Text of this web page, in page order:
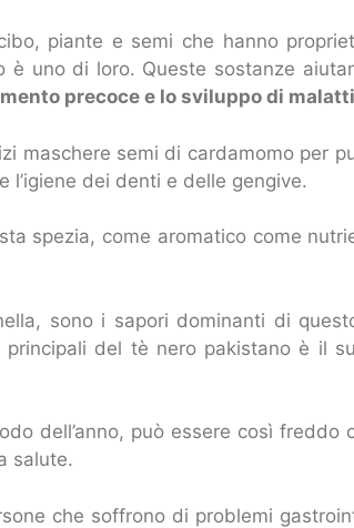
piante e semi che hanno
uno di loro. Queste sostanze
precoce e lo sviluppo di
maschere semi di cardamomo per
l’igiene dei denti e delle gengive.
spezia, come aromatico come
sono i sapori dominanti di
del tè nero pakistano è il
dell’anno, può essere così
salute.
che soffrono di problemi